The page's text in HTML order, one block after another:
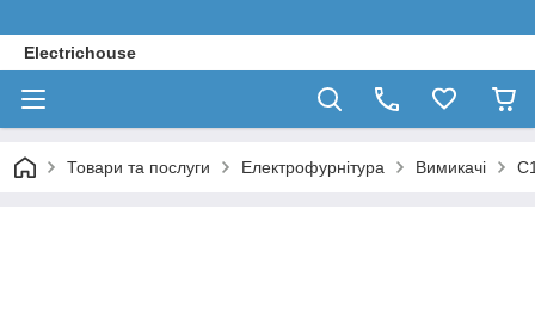
Electrichouse
Товари та послуги Електрофурнітура Вимикачі